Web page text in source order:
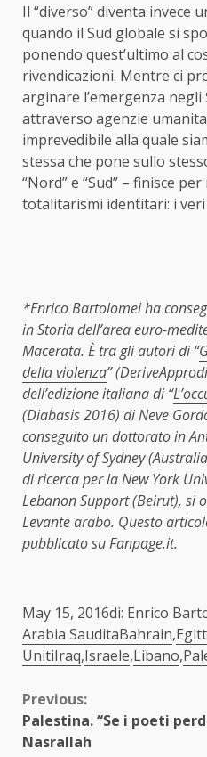
Il “diverso” diventa invece
quando il Sud globale si
ponendo quest’ultimo al
rivendicazioni. Mentre ci
arginare l’emergenza
attraverso agenzie
imprevedibile alla quale
stessa che pone sullo
“Nord” e “Sud” – finisce
totalitarismi identitari: i
*Enrico Bartolomei ha
in Storia dell’area euro-
Macerata. È tra gli autori di “
della violenza”
dell’edizione italiana di “
(Diabasis 2016) di Neve
conseguito un dottorato in
University of Sydney
di ricerca per la New York
Lebanon Support (Beirut), si
Levante arabo. Questo
pubblicato su Fanpage.it.
May 15, 2016di: Enrico
Arabia SauditaBahrain,
UnitiIraq,Israele,Libano,
Continue
Reading
Previous:
Palestina. “Se i poeti
Nasrallah